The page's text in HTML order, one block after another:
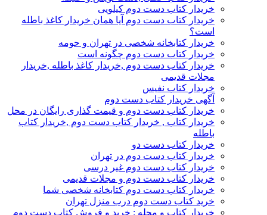
خریدار کتاب دست دوم کیلویی
خریدار کتاب دست دوم آیا همان خریدار کاغذ باطله
است؟
خریدار کتابخانه شخصی در تهران و حومه
خریدار کتاب دست دوم چگونه است
خریدار کتاب دست دوم ,خریدار کاغذ باطله ,خریدار
مجلات قدیمی
خریدار کتاب نفیس
آگهی خریدار کتاب دست دوم
خریدار کتاب دست دوم و قیمت گذاری رایگان در محل
خریدار کتاب , خریدار کتاب دست دوم ,خریدار کتاب
باطله
خریدار کتاب دست دو
خریدار کتاب دست دوم در تهران
خریدار کتاب دست دوم غیر درسی
خریدار کتاب دست دوم و مجلات قدیمی
خریدار کتاب دست دوم کتابخانه شخصی شما
خرید کتاب دست دوم درب منزل تهران
خریدار کتاب و مجله : خرید و فروش کتاب دست دوم